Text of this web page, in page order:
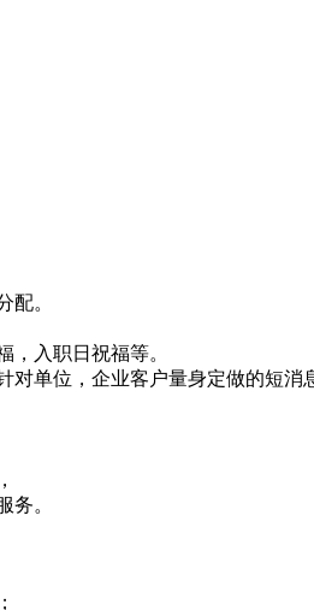
配。
入职日祝福等。
单位，企业客户量身定做的短
务。